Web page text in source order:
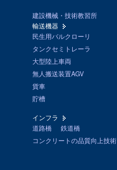
建設機械・技術教習所
輸送機器
民生用バルクローリ
タンクセミトレーラ
大型陸上車両
無人搬送装置AGV
貨車
貯槽
インフラ
道路橋
鉄道橋
コンクリートの品質向上技術